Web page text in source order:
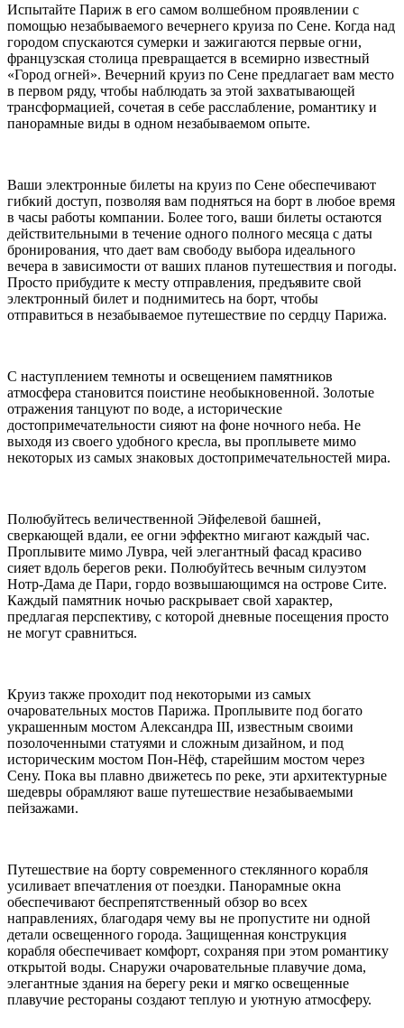
Испытайте Париж в его самом волшебном проявлении с
помощью незабываемого вечернего круиза по Сене. Когда над
городом спускаются сумерки и зажигаются первые огни,
французская столица превращается в всемирно известный
«Город огней». Вечерний круиз по Сене предлагает вам место
в первом ряду, чтобы наблюдать за этой захватывающей
трансформацией, сочетая в себе расслабление, романтику и
панорамные виды в одном незабываемом опыте.
Ваши электронные билеты на круиз по Сене обеспечивают
гибкий доступ, позволяя вам подняться на борт в любое время
в часы работы компании. Более того, ваши билеты остаются
действительными в течение одного полного месяца с даты
бронирования, что дает вам свободу выбора идеального
вечера в зависимости от ваших планов путешествия и погоды.
Просто прибудите к месту отправления, предъявите свой
электронный билет и поднимитесь на борт, чтобы
отправиться в незабываемое путешествие по сердцу Парижа.
С наступлением темноты и освещением памятников
атмосфера становится поистине необыкновенной. Золотые
отражения танцуют по воде, а исторические
достопримечательности сияют на фоне ночного неба. Не
выходя из своего удобного кресла, вы проплывете мимо
некоторых из самых знаковых достопримечательностей мира.
Полюбуйтесь величественной Эйфелевой башней,
сверкающей вдали, ее огни эффектно мигают каждый час.
Проплывите мимо Лувра, чей элегантный фасад красиво
сияет вдоль берегов реки. Полюбуйтесь вечным силуэтом
Нотр-Дама де Пари, гордо возвышающимся на острове Сите.
Каждый памятник ночью раскрывает свой характер,
предлагая перспективу, с которой дневные посещения просто
не могут сравниться.
Круиз также проходит под некоторыми из самых
очаровательных мостов Парижа. Проплывите под богато
украшенным мостом Александра III, известным своими
позолоченными статуями и сложным дизайном, и под
историческим мостом Пон-Нёф, старейшим мостом через
Сену. Пока вы плавно движетесь по реке, эти архитектурные
шедевры обрамляют ваше путешествие незабываемыми
пейзажами.
Путешествие на борту современного стеклянного корабля
усиливает впечатления от поездки. Панорамные окна
обеспечивают беспрепятственный обзор во всех
направлениях, благодаря чему вы не пропустите ни одной
детали освещенного города. Защищенная конструкция
корабля обеспечивает комфорт, сохраняя при этом романтику
открытой воды. Снаружи очаровательные плавучие дома,
элегантные здания на берегу реки и мягко освещенные
плавучие рестораны создают теплую и уютную атмосферу.